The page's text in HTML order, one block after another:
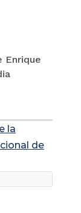
Enrique
la
de